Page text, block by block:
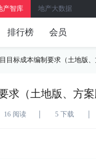
产智库 地产大数据
排行榜 会员
目标成本编制要求（土地版、
求（土地版、方案
16 阅读 5 下载